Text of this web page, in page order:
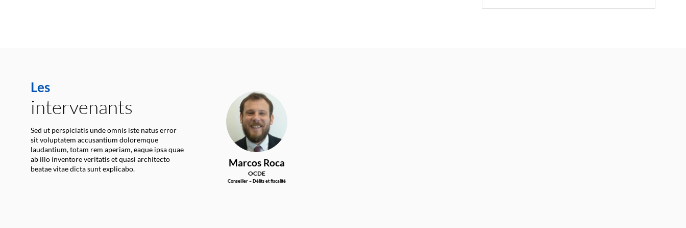
Les
intervenants
Sed ut perspiciatis unde omnis iste natus error
sit voluptatem accusantium doloremque
laudantium, totam rem aperiam, eaque ipsa quae
ab illo inventore veritatis et quasi architecto
beatae vitae dicta sunt explicabo.
MR
Marcos Roca
OCDE
Conseiller – Délits et fiscalité